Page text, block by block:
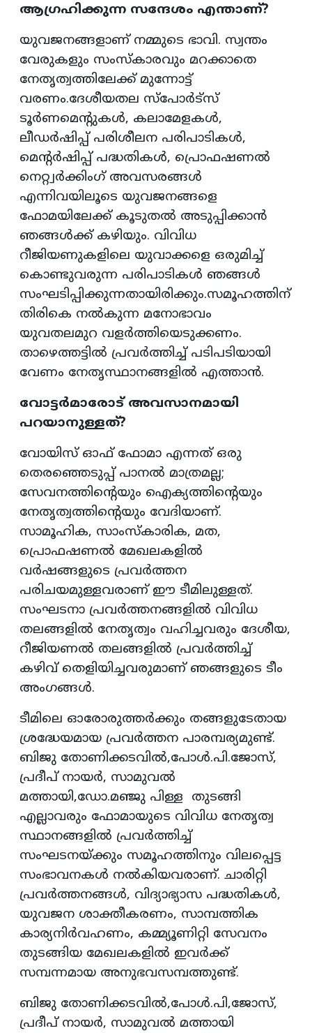
ആഗ്രഹിക്കുന്ന സന്ദേശം എന്താണ്?
യുവജനങ്ങളാണ് നമ്മുടെ ഭാവി. സ്വന്തം
വേരുകളും സംസ്കാരവും മറക്കാതെ
നേതൃത്വത്തിലേക്ക് മുന്നോട്ട്
വരണം.ദേശീയതല സ്പോർട്സ്
ടൂർണമെന്റുകൾ, കലാമേളകൾ,
ലീഡർഷിപ്പ് പരിശീലന പരിപാടികൾ,
മെന്റർഷിപ്പ് പദ്ധതികൾ, പ്രൊഫഷണൽ
നെറ്റ്വർക്കിംഗ് അവസരങ്ങൾ
എന്നിവയിലൂടെ യുവജനങ്ങളെ
ഫോമയിലേക്ക് കൂടുതൽ അടുപ്പിക്കാൻ
ഞങ്ങൾക്ക് കഴിയും. വിവിധ
റീജിയണുകളിലെ യുവാക്കളെ ഒരുമിച്ച്
കൊണ്ടുവരുന്ന പരിപാടികൾ ഞങ്ങൾ
സംഘടിപ്പിക്കുന്നതായിരിക്കും.സമൂഹത്തിന്
തിരികെ നൽകുന്ന മനോഭാവം
യുവതലമുറ വളർത്തിയെടുക്കണം.
താഴെത്തട്ടിൽ പ്രവർത്തിച്ച് പടിപടിയായി
വേണം നേതൃസ്ഥാനങ്ങളിൽ എത്താൻ.
വോട്ടർമാരോട് അവസാനമായി
പറയാനുള്ളത്?
വോയിസ് ഓഫ് ഫോമാ എന്നത് ഒരു
തെരഞ്ഞെടുപ്പ് പാനൽ മാത്രമല്ല;
സേവനത്തിന്റെയും ഐക്യത്തിന്റെയും
നേതൃത്വത്തിന്റെയും വേദിയാണ്.
സാമൂഹിക, സാംസ്കാരിക, മത,
പ്രൊഫഷണൽ മേഖലകളിൽ
വർഷങ്ങളുടെ പ്രവർത്തന
പരിചയമുള്ളവരാണ് ഈ ടീമിലുള്ളത്.
സംഘടനാ പ്രവർത്തനങ്ങളിൽ വിവിധ
തലങ്ങളിൽ നേതൃത്വം വഹിച്ചവരും ദേശീയ,
റീജിയണൽ തലങ്ങളിൽ പ്രവർത്തിച്ച്
കഴിവ് തെളിയിച്ചവരുമാണ് ഞങ്ങളുടെ ടീം
അംഗങ്ങൾ.
ടീമിലെ ഓരോരുത്തർക്കും തങ്ങളുടേതായ
ശ്രദ്ധേയമായ പ്രവർത്തന പാരമ്പര്യമുണ്ട്.
ബിജു തോണിക്കടവിൽ,പോൾ.പി.ജോസ്,
പ്രദീപ് നായർ, സാമുവൽ
മത്തായി,ഡോ.മഞ്ജു പിള്ള തുടങ്ങി
എല്ലാവരും ഫോമായുടെ വിവിധ നേതൃത്വ
സ്ഥാനങ്ങളിൽ പ്രവർത്തിച്ച്
സംഘടനയ്ക്കും സമൂഹത്തിനും വിലപ്പെട്ട
സംഭാവനകൾ നൽകിയവരാണ്. ചാരിറ്റി
പ്രവർത്തനങ്ങൾ, വിദ്യാഭ്യാസ പദ്ധതികൾ,
യുവജന ശാക്തീകരണം, സാമ്പത്തിക
കാര്യനിർവഹണം, കമ്മ്യൂണിറ്റി സേവനം
തുടങ്ങിയ മേഖലകളിൽ ഇവർക്ക്
സമ്പന്നമായ അനുഭവസമ്പത്തുണ്ട്.
ബിജു തോണിക്കടവിൽ,പോൾ.പി,ജോസ്,
പ്രദീപ് നായർ, സാമുവൽ മത്തായി